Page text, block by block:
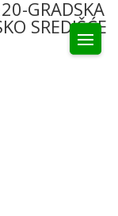
GRADSKA
SREDIŠĆE